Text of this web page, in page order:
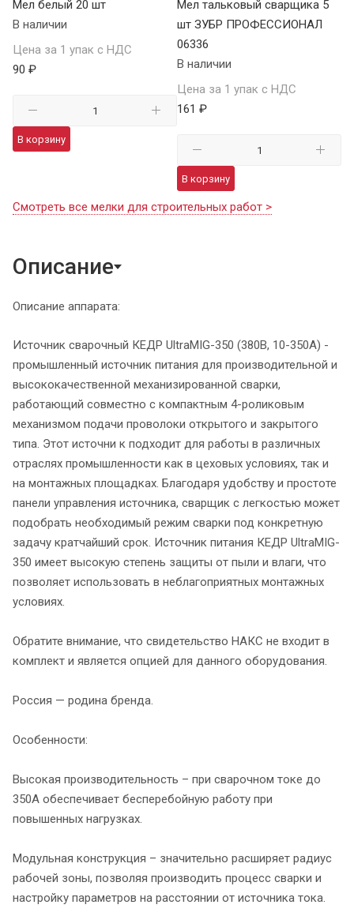
Мел белый 20 шт
В наличии
Цена за 1 упак с НДС
90 ₽
В корзину
Мел тальковый сварщика 5
шт ЗУБР ПРОФЕССИОНАЛ
06336
В наличии
Цена за 1 упак с НДС
161 ₽
В корзину
Смотреть все мелки для строительных работ >
Описание
Описание аппарата:
Источник сварочный КЕДР UltraMIG-350 (380В, 10-350А) -
промышленный источник питания для производительной и
высококачественной механизированной сварки,
работающий совместно с компактным 4-роликовым
механизмом подачи проволоки открытого и закрытого
типа. Этот источни к подходит для работы в различных
отраслях промышленности как в цеховых условиях, так и
на монтажных площадках. Благодаря удобству и простоте
панели управления источника, сварщик с легкостью может
подобрать необходимый режим сварки под конкретную
задачу кратчайший срок. Источник питания КЕДР UltraMIG-
350 имеет высокую степень защиты от пыли и влаги, что
позволяет использовать в неблагоприятных монтажных
условиях.
Обратите внимание, что свидетельство НАКС не входит в
комплект и является опцией для данного оборудования.
Россия — родина бренда.
Особенности:
Высокая производительность – при сварочном токе до
350А обеспечивает бесперебойную работу при
повышенных нагрузках.
Модульная конструкция – значительно расширяет радиус
рабочей зоны, позволяя производить процесс сварки и
настройку параметров на расстоянии от источника тока.